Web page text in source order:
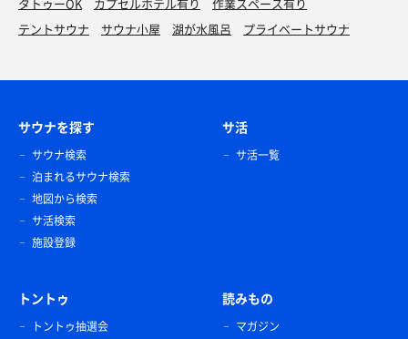
タトゥーOK
カプセルホテル有り
作業スペース有り
テントサウナ
サウナ小屋 湖が水風呂 プライベートサウナ
サウナを探す
サウナ検索
泊まれるサウナ検索
地図から検索
サ活検索
施設登録
サ活
サ活一覧
トントゥ
トントゥ抽選会
読みもの
マガジン